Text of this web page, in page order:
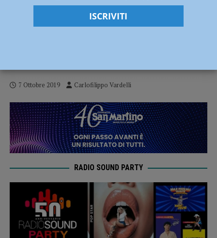
Stefano Rossini
Si separano le strade tra la Vigor
7 Ottobre 2019 Carlofilippo Vardelli
RADIO SOUND PARTY